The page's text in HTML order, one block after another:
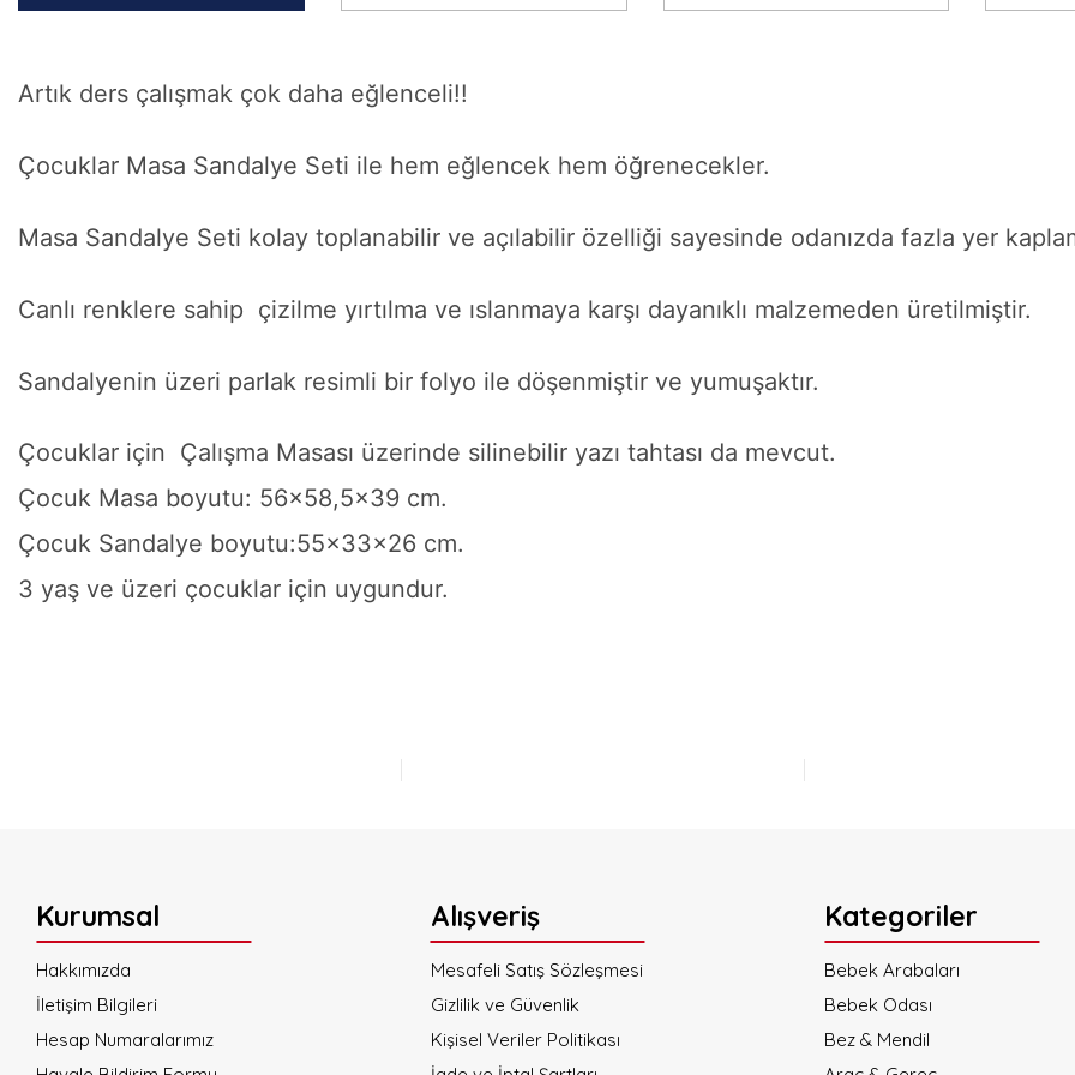
Artık ders çalışmak çok daha eğlenceli!!
Çocuklar Masa Sandalye Seti ile hem eğlencek hem öğrenecekler.
Masa Sandalye Seti kolay toplanabilir ve açılabilir özelliği sayesinde odanızda fazla yer
Canlı renklere sahip çizilme yırtılma ve ıslanmaya karşı dayanıklı malzemeden üretilmiştir.
Sandalyenin üzeri parlak resimli bir folyo ile döşenmiştir ve yumuşaktır.
Çocuklar için Çalışma Masası üzerinde silinebilir yazı tahtası da mevcut.
Çocuk Masa boyutu: 56x58,5x39 cm.
Çocuk Sandalye boyutu:55x33x26 cm.
3 yaş ve üzeri çocuklar için uygundur.
Gönder
Kurumsal
Hakkımızda
İletişim Bilgileri
Hesap Numaralarımız
Alışveriş
Mesafeli Satış Sözleşmesi
Gizlilik ve Güvenlik
Kişisel Veriler Politikası
Kategoriler
Bebek Arabaları
Bebek Odası
Bez & Mendil